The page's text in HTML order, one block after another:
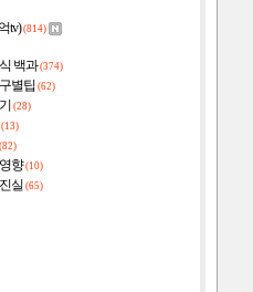
tv)(814)
백과(374)
별팁 (62)
(28)
(13)
(82)
향(10)
실 (65)